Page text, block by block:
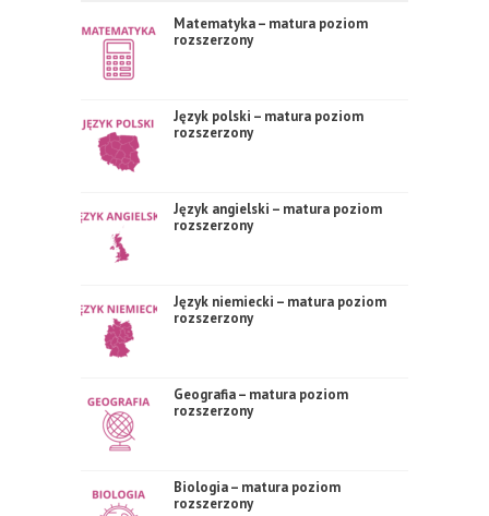
Matematyka – matura poziom
rozszerzony
Język polski – matura poziom
rozszerzony
Język angielski – matura poziom
rozszerzony
Język niemiecki – matura poziom
rozszerzony
Geografia – matura poziom
rozszerzony
Biologia – matura poziom
rozszerzony